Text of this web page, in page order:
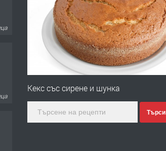
Кекс със сирене и шунка
Търси